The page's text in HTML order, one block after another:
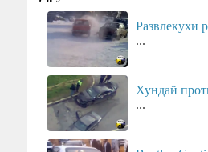
Развлекухи
...
Хундай
...